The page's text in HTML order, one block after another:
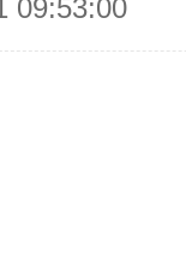
09:53:00